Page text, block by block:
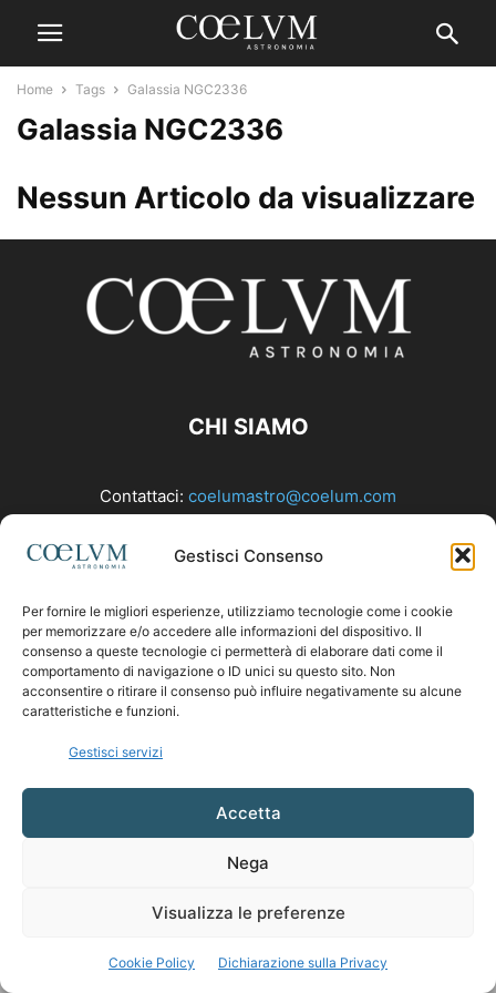
Gestisci Consenso
Per fornire le migliori esperienze, utilizziamo tecnologie come i cookie
per memorizzare e/o accedere alle informazioni del dispositivo. Il
consenso a queste tecnologie ci permetterà di elaborare dati come il
comportamento di navigazione o ID unici su questo sito. Non
acconsentire o ritirare il consenso può influire negativamente su alcune
caratteristiche e funzioni.
Gestisci servizi
Accetta
Nega
Visualizza le preferenze
Cookie Policy Dichiarazione sulla Privacy
Home Tags Galassia NGC2336
Galassia NGC2336
Nessun Articolo da visualizzare
CHI SIAMO
Contattaci: coelumastro@coelum.com
SEGUICI